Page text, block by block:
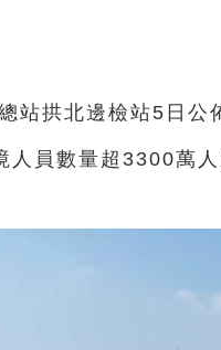
站拱北邊檢站5日公
人員數量超3300萬